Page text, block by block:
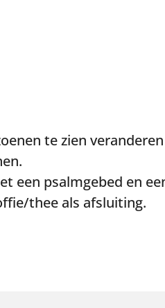
te zien
een psalmgebed en
thee als afsluiting.